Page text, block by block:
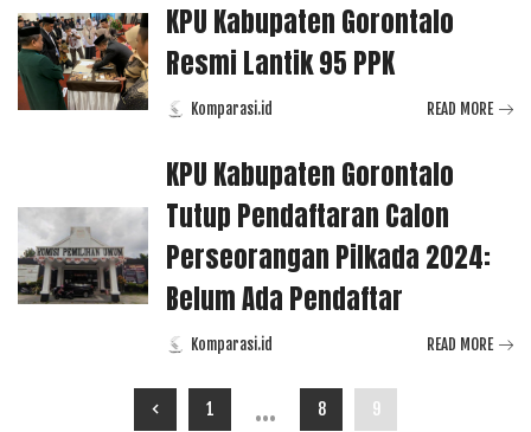
KPU Kabupaten Gorontalo
Resmi Lantik 95 PPK
PostedKomparasi.id READ MORE
KPU Kabupaten Gorontalo
Tutup Pendaftaran Calon
Perseorangan Pilkada 2024:
Belum Ada Pendaftar
PostedKomparasi.id READ MORE
1 … 8 9